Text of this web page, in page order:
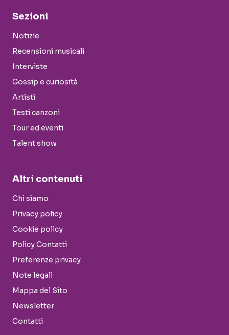
Sezioni
Notizie
Recensioni musicali
Interviste
Gossip e curiosità
Artisti
Testi canzoni
Tour ed eventi
Talent show
Altri contenuti
Chi siamo
Privacy policy
Cookie policy
Policy Contatti
Preferenze privacy
Note legali
Mappa del Sito
Newsletter
Contatti